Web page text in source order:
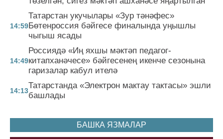
14:59
Татарстан укучылары «Зур тәнәфес»
Бөтенроссия бәйгесе финалында уңышлы
чыгыш ясады
14:49
Россиядә «Иң яхшы мәктәп педагог-
китапханәчесе» бәйгесенең икенче сезонына
гаризалар кабул ителә
14:13
Татарстанда «Электрон мактау тактасы» эшли
башлады
БАШКА ЯЗМАЛАР